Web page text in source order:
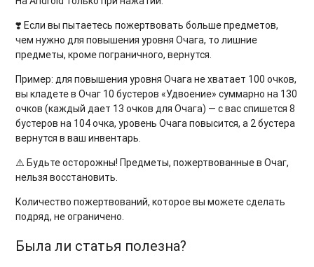
❣️ Если вы пытаетесь пожертвовать больше предметов,
чем нужно для повышения уровня Очага, то лишние
предметы, кроме пограничного, вернутся.
Пример: для повышения уровня Очага не хватает 100 очков,
вы кладете в Очаг 10 бустеров «Удвоение» суммарно на 130
очков (каждый дает 13 очков для Очага) — с вас спишется 8
бустеров на 104 очка, уровень Очага повысится, а 2 бустера
вернутся в ваш инвентарь.
⚠️ Будьте осторожны! Предметы, пожертвованные в Очаг,
нельзя восстановить.
Количество пожертвований, которое вы можете сделать
подряд, не ограничено.
Была ли статья полезна?